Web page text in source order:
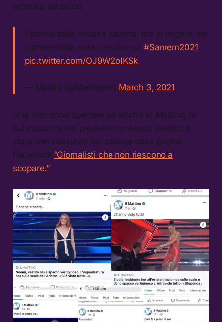
artistica sul palco.
Festival della musica italiana, ma le pagelle del
corriere della sera vertono su:#Sanrem2021
pic.twitter.com/OJ9W2oIKSk
— Marika (@Marikaprv) March 3, 2021
Una menzione speciale va anche al Mattino, la
cui costanza nel produrre contenuti sessisti è
stata ben riassunta dal collage della pagina
Facebook “Giornalisti che non riescono a
scopare.”